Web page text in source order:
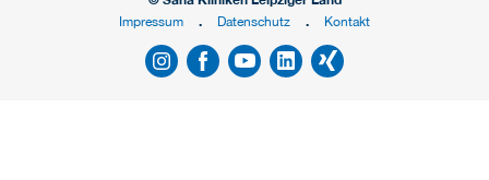
Impressum
Datenschutz Kontakt